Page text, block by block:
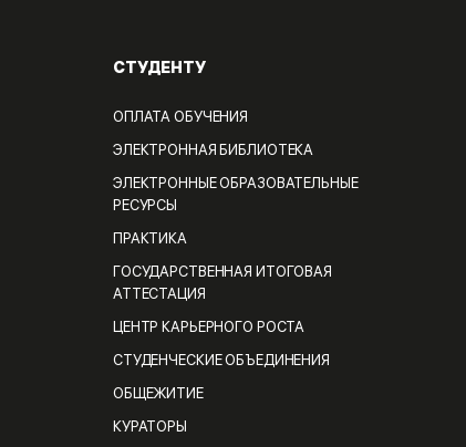
СТУДЕНТУ
ОПЛАТА ОБУЧЕНИЯ
ЭЛЕКТРОННАЯ БИБЛИОТЕКА
ЭЛЕКТРОННЫЕ ОБРАЗОВАТЕЛЬНЫЕ
РЕСУРСЫ
ПРАКТИКА
ГОСУДАРСТВЕННАЯ ИТОГОВАЯ
АТТЕСТАЦИЯ
ЦЕНТР КАРЬЕРНОГО РОСТА
СТУДЕНЧЕСКИЕ ОБЪЕДИНЕНИЯ
ОБЩЕЖИТИЕ
КУРАТОРЫ